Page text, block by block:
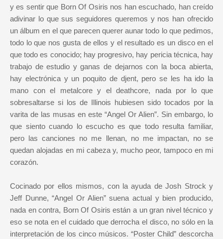
y es sentir que Born Of Osiris nos han escuchado, han creído
adivinar lo que sus seguidores queremos y nos han ofrecido
un álbum en el que parecen querer aunar todo lo que pedimos,
todo lo que nos gusta de ellos y el resultado es un disco en el
que todo es conocido; hay progresivo, hay pericia técnica, hay
trabajo de estudio y ganas de dejarnos con la boca abierta,
hay electrónica y un poquito de djent, pero se les ha ido la
mano con el metalcore y el deathcore, nada por lo que
sobresaltarse si los de Illinois hubiesen sido tocados por la
varita de las musas en este “Angel Or Alien”. Sin embargo, lo
que siento cuando lo escucho es que todo resulta familiar,
pero las canciones no me llenan, no me impactan, no se
quedan alojadas en mi cabeza y, mucho peor, tampoco en mi
corazón.
Cocinado por ellos mismos, con la ayuda de Josh Strock y
Jeff Dunne, “Angel Or Alien” suena actual y bien producido,
nada en contra, Born Of Osiris están a un gran nivel técnico y
eso se nota en el cuidado que derrocha el disco, no sólo en la
interpretación de los cinco músicos. “Poster Child” descorcha